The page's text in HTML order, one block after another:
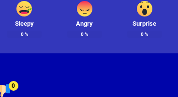
Sleepy
0%
Angry
0%
Surprise
0%
0